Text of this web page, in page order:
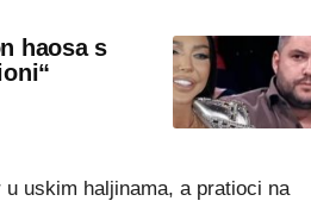
haosa s
uskim haljinama, a pratioci na